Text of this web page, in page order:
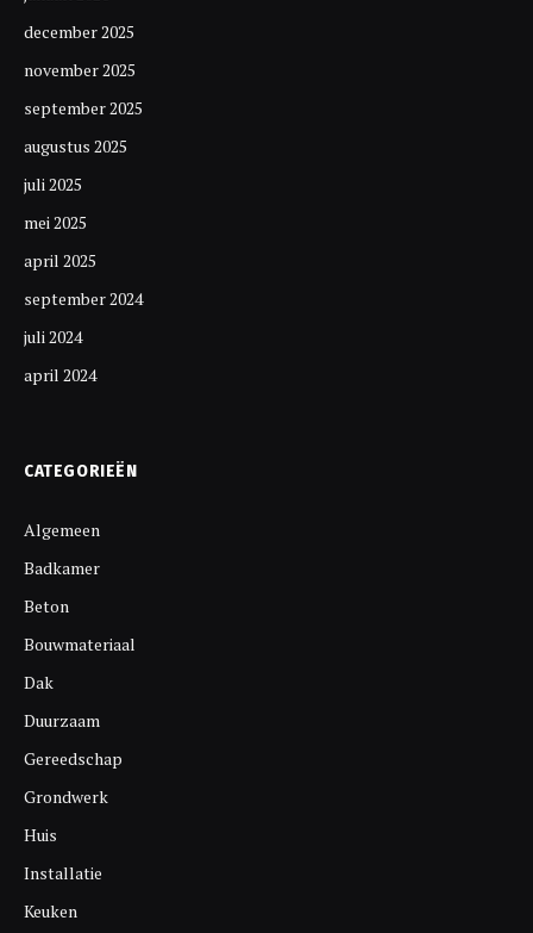
december 2025
november 2025
september 2025
augustus 2025
juli 2025
mei 2025
april 2025
september 2024
juli 2024
april 2024
CATEGORIEËN
Algemeen
Badkamer
Beton
Bouwmateriaal
Dak
Duurzaam
Gereedschap
Grondwerk
Huis
Installatie
Keuken